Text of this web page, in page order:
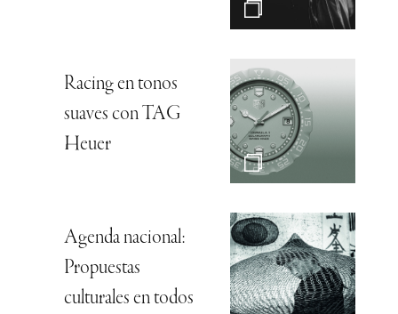
Racing en tonos
suaves con TAG
Heuer
Agenda nacional:
Propuestas
culturales en todos